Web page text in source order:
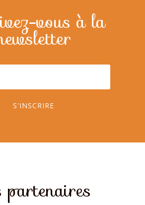
vous à la
S'INSCRIRE
partenaires